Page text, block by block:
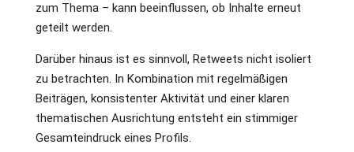
zum Thema – kann beeinflussen, ob Inhalte erneut
geteilt werden.
Darüber hinaus ist es sinnvoll, Retweets nicht isoliert
zu betrachten. In Kombination mit regelmäßigen
Beiträgen, konsistenter Aktivität und einer klaren
thematischen Ausrichtung entsteht ein stimmiger
Gesamteindruck eines Profils.